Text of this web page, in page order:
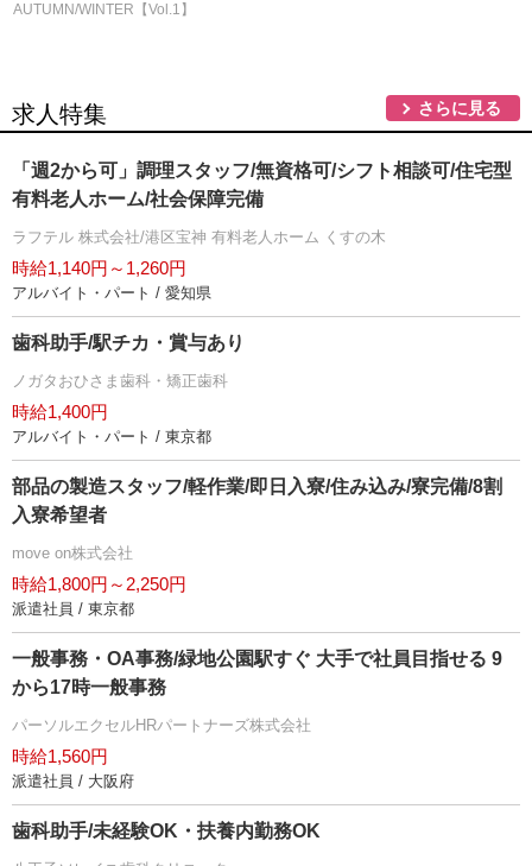
AUTUMN/WINTER【Vol.1】
求人特集 さらに見る
「週2から可」調理スタッフ/無資格可/シフト相談可/住宅型
有料老人ホーム/社会保障完備
ラフテル 株式会社/港区宝神 有料老人ホーム くすの木
時給1,140円～1,260円
アルバイト・パート / 愛知県
歯科助手/駅チカ・賞与あり
ノガタおひさま歯科・矯正歯科
時給1,400円
アルバイト・パート / 東京都
部品の製造スタッフ/軽作業/即日入寮/住み込み/寮完備/8割
入寮希望者
move on株式会社
時給1,800円～2,250円
派遣社員 / 東京都
一般事務・OA事務/緑地公園駅すぐ 大手で社員目指せる 9
から17時一般事務
パーソルエクセルHRパートナーズ株式会社
時給1,560円
派遣社員 / 大阪府
歯科助手/未経験OK・扶養内勤務OK